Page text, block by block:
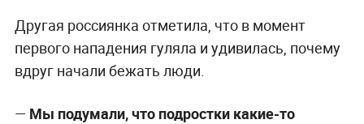
Другая россиянка отметила, что в момент
первого нападения гуляла и удивилась, почему
вдруг начали бежать люди.
— Мы подумали, что подростки какие-то